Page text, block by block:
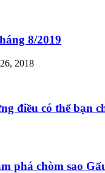
8/2019
2018
điều có thể bạn
phá chòm sao